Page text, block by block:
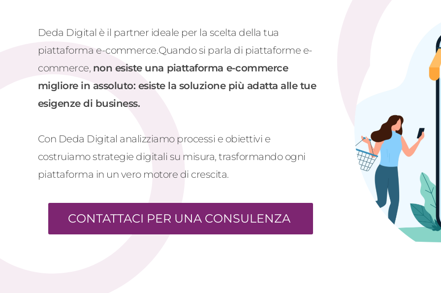
Deda Digital è il partner ideale per la scelta della tua
piattaforma e-commerce.Quando si parla di piattaforme e-
commerce, non esiste una piattaforma e-commerce
migliore in assoluto: esiste la soluzione più adatta alle tue
esigenze di business.
Con Deda Digital analizziamo processi e obiettivi e
costruiamo strategie digitali su misura, trasformando ogni
piattaforma in un vero motore di crescita.
CONTATTACI PER UNA CONSULENZA